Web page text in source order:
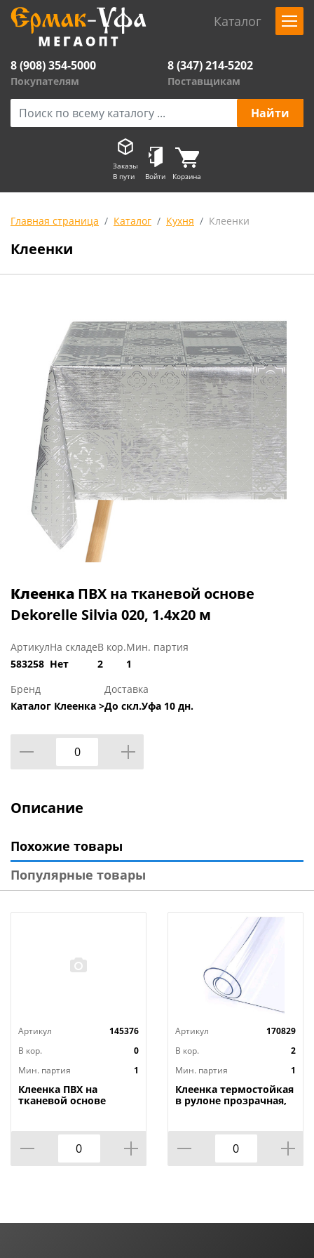
Каталог
8 (908) 354-5000
Покупателям
8 (347) 214-5202
Поставщикам
Заказы
В пути
Войти Корзина
Главная страница Каталог Кухня Клеенки
Клеенки
Клеенка ПВХ на тканевой основе
Dekorelle Silvia 020, 1.4х20 м
Артикул
583258
На складе
Нет
В кор.
2
Мин. партия
1
Бренд
Каталог Клеенка >
Доставка
До скл.Уфа 10 дн.
Описание
Похожие товары
Популярные товары
Артикул
145376
В кор.
0
Мин. партия
1
Клеенка ПВХ на
тканевой основе
потертости, грязные
края
Артикул
170829
В кор.
2
Мин. партия
1
Клеенка термостойкая
в рулоне прозрачная,
HOZBAT